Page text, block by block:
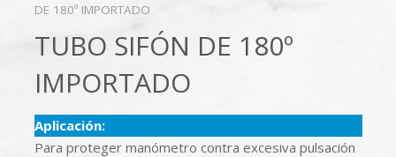
DE 180º IMPORTADO
TUBO SIFÓN DE 180º
IMPORTADO
Aplicación:
Para proteger manómetro contra excesiva pulsación